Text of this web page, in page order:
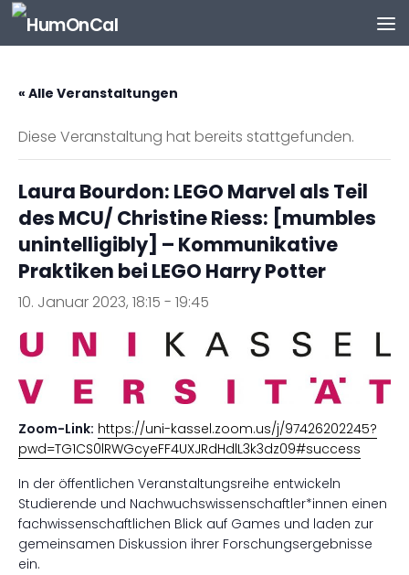
Zum Inhalt springen
« Alle Veranstaltungen
Diese Veranstaltung hat bereits stattgefunden.
Laura Bourdon: LEGO Marvel als Teil
des MCU/ Christine Riess: [mumbles
unintelligibly] – Kommunikative
Praktiken bei LEGO Harry Potter
10. Januar 2023, 18:15 - 19:45
Zoom-Link: https://uni-kassel.zoom.us/j/97426202245?
pwd=TG1CS0lRWGcyeFF4UXJRdHdlL3k3dz09#success
In der öffentlichen Veranstaltungsreihe entwickeln
Studierende und Nachwuchswissenschaftler*innen einen
fachwissenschaftlichen Blick auf Games und laden zur
gemeinsamen Diskussion ihrer Forschungsergebnisse
ein.